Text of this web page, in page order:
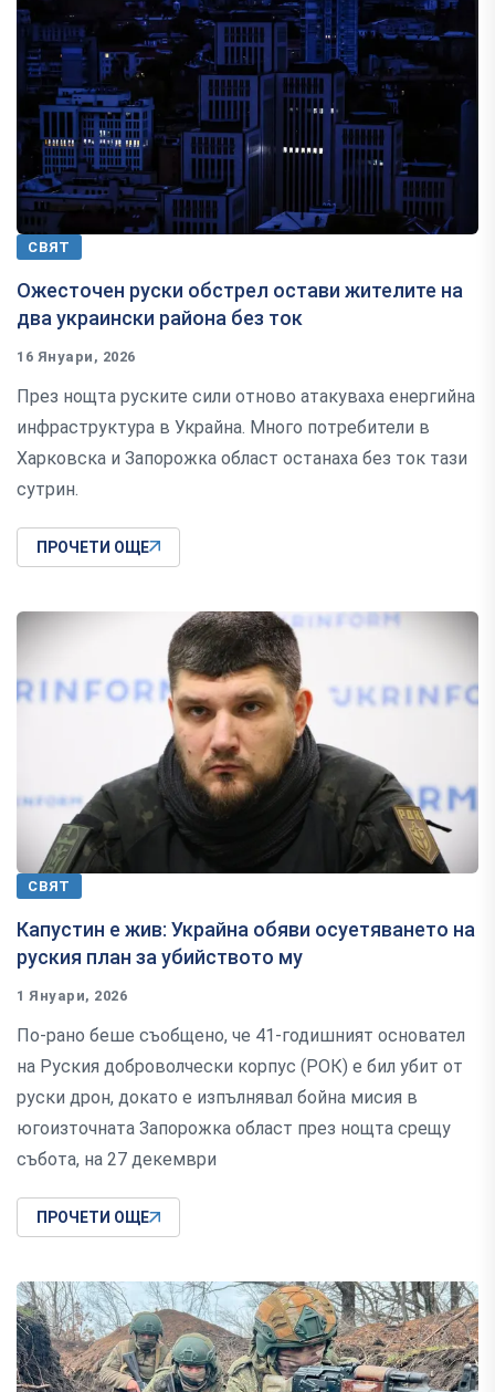
СВЯТ
Ожесточен руски обстрел остави жителите на
два украински района без ток
16 Януари, 2026
През нощта руските сили отново атакуваха енергийна
инфраструктура в Украйна. Много потребители в
Харковска и Запорожка област останаха без ток тази
сутрин.
ПРОЧЕТИ ОЩЕ
СВЯТ
Капустин е жив: Украйна обяви осуетяването на
руския план за убийството му
1 Януари, 2026
По-рано беше съобщено, че 41-годишният основател
на Руския доброволчески корпус (РОК) е бил убит от
руски дрон, докато е изпълнявал бойна мисия в
югоизточната Запорожка област през нощта срещу
събота, на 27 декември
ПРОЧЕТИ ОЩЕ